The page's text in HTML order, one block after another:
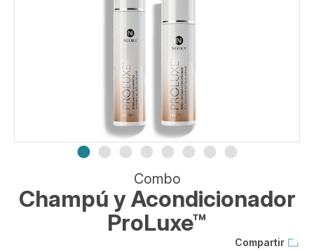
Combo
Champú y Acondicionador
ProLuxe™
Compartir